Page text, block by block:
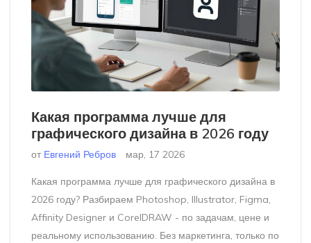
Какая программа лучше для
графического дизайна в 2026 году
от Евгений Ребров мар, 17 2026
Какая программа лучше для графического дизайна в
2026 году? Разбираем Photoshop, Illustrator, Figma,
Affinity Designer и CorelDRAW - по задачам, цене и
реальному использованию. Без маркетинга, только по